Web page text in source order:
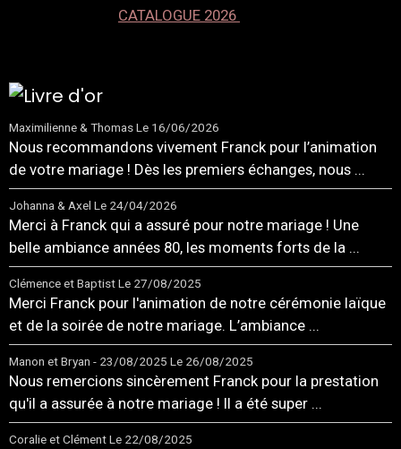
CATALOGUE 2026
Maximilienne & ThomasLe 16/06/2026
Nous recommandons vivement Franck pour l’animation
de votre mariage ! Dès les premiers échanges, nous ...
Johanna & Axel Le 24/04/2026
Merci à Franck qui a assuré pour notre mariage ! Une
belle ambiance années 80, les moments forts de la ...
Clémence et BaptistLe 27/08/2025
Merci Franck pour l'animation de notre cérémonie laïque
et de la soirée de notre mariage. L’ambiance ...
Manon et Bryan - 23/08/2025 Le 26/08/2025
Nous remercions sincèrement Franck pour la prestation
qu'il a assurée à notre mariage ! Il a été super ...
Coralie et ClémentLe 22/08/2025